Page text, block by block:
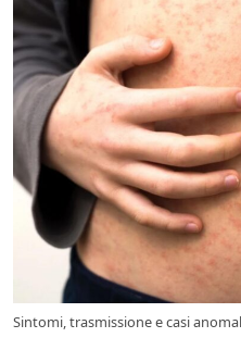
Sintomi, trasmissione e casi